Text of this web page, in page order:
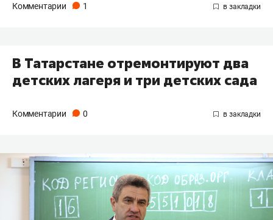
Комментарии 1
В Татарстане отремонтируют два
детских лагеря и три детских сада
Комментарии 0